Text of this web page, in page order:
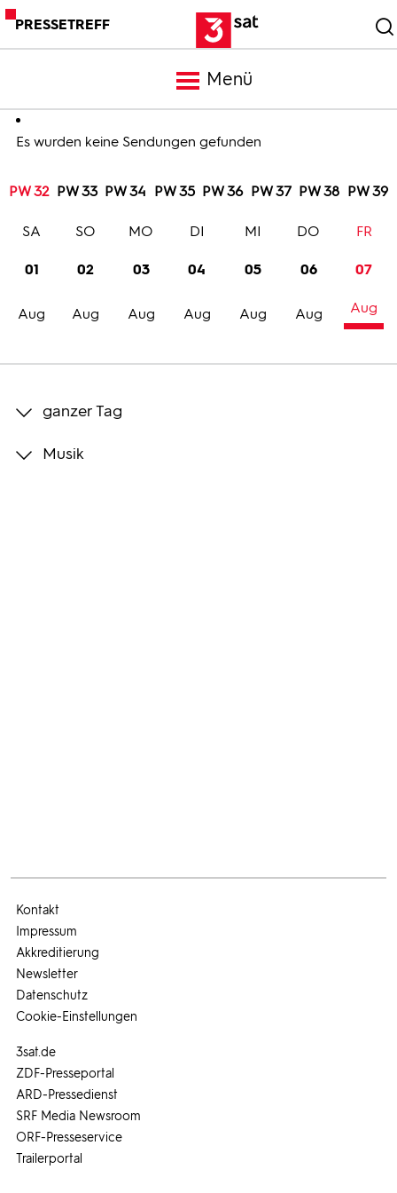
PRESSETREFF
Menü
Meldungen
Programm
Trailer
Bilder
Es wurden keine Sendungen gefunden
PW 32 PW 33 PW 34 PW 35 PW 36 PW 37 PW 38 PW 39
01
Aug
SA
02
Aug
SO
03
Aug
MO
04
Aug
DI
05
Aug
MI
06
Aug
DO
07
Aug
FR
ganzer Tag
Musik
3sat.de
ZDF-Presseportal
ARD-Pressedienst
SRF Media Newsroom
ORF-Presseservice
Trailerportal
Kontakt
Impressum
Akkreditierung
Newsletter
Datenschutz
Cookie-Einstellungen